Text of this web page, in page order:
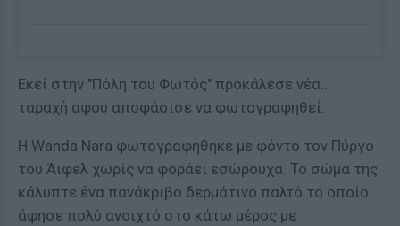
Εκεί στην "Πόλη του Φωτός" προκάλεσε νέα...
ταραχή αφού αποφάσισε να φωτογραφηθεί.
Η Wanda Nara φωτογραφήθηκε με φόντο τον Πύργο
του Άιφελ χωρίς να φοράει εσώρουχα. Το σώμα της
κάλυπτε ένα πανάκριβο δερμάτινο παλτό το οποίο
άφησε πολύ ανοιχτό στο κάτω μέρος με